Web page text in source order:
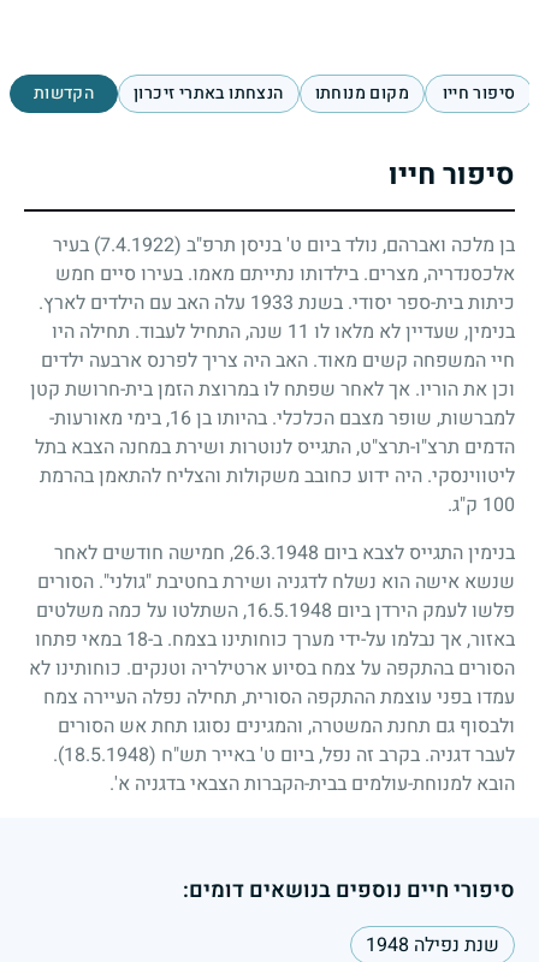
סיפור חייו מקום מנוחתו הנצחתו באתרי זיכרון הקדשות
סיפור חייו
בן מלכה ואברהם, נולד ביום ט' בניסן תרפ"ב (7.4.1922)
בעיר
אלכסנדריה, מצרים. בילדותו נתייתם מאמו. בעירו סיים חמש
כיתות בית-ספר יסודי. בשנת 1933 עלה האב עם הילדים לארץ.
בנימין, שעדיין לא מלאו לו 11 שנה, התחיל לעבוד. תחילה היו
חיי המשפחה קשים מאוד. האב היה צריך לפרנס ארבעה ילדים
וכן את הוריו. אך לאחר שפתח לו במרוצת הזמן בית-חרושת קטן
למברשות, שופר מצבם הכלכלי. בהיותו בן16, בימי מאורעות-
הדמים תרצ"ו-תרצ"ט, התגייס לנוטרות ושירת במחנה הצבא בתל
ליטווינסקי. היה ידוע כחובב משקולות והצליח להתאמן בהרמת
100 ק"ג.
בנימין התגייס לצבא ביום 26.3.1948, חמישה חודשים לאחר
שנשא אישה הוא נשלח לדגניה ושירת בחטיבת "גולני". הסורים
פלשו לעמק הירדן ביום 16.5.1948, השתלטו על כמה משלטים
באזור, אך נבלמו על-ידי מערך כוחותינו בצמח. ב-18 במאי פתחו
הסורים בהתקפה על צמח בסיוע ארטילריה וטנקים. כוחותינו לא
עמדו בפני עוצמת ההתקפה הסורית, תחילה נפלה העיירה צמח
ולבסוף גם תחנת המשטרה, והמגינים נסוגו תחת אש הסורים
לעבר דגניה. בקרב זה נפל, ביום ט' באייר תש"ח (18.5.1948)
.
הובא למנוחת-עולמים בבית-הקברות הצבאי בדגניה א'.
סיפורי חיים נוספים בנושאים דומים:
שנת נפילה 1948